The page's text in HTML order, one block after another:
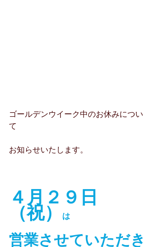
ゴールデンウイーク中のお休みについ
て
お知らせいたします。
４月２９日
（祝） は
営業させていただき